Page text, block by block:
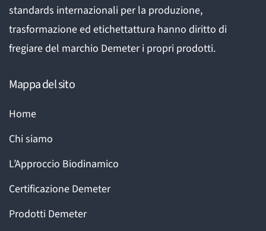
standards internazionali per la produzione,
trasformazione ed etichettattura hanno diritto di
fregiare del marchio Demeter i propri prodotti.
Mappa del sito
Home
Chi siamo
L’Approccio Biodinamico
Certificazione Demeter
Prodotti Demeter